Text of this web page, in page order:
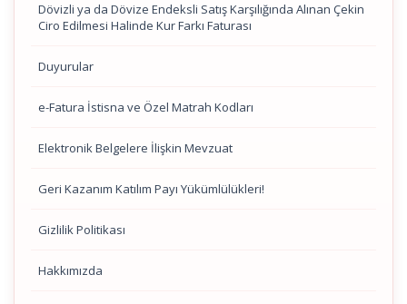
Dövizli ya da Dövize Endeksli Satış Karşılığında Alınan Çekin
Ciro Edilmesi Halinde Kur Farkı Faturası
Duyurular
e-Fatura İstisna ve Özel Matrah Kodları
Elektronik Belgelere İlişkin Mevzuat
Geri Kazanım Katılım Payı Yükümlülükleri!
Gizlilik Politikası
Hakkımızda